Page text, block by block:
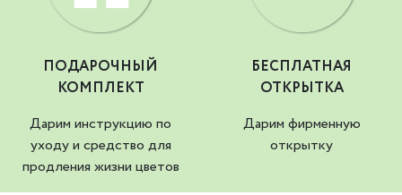
ПОДАРОЧНЫЙ
КОМПЛЕКТ
Дарим инструкцию по
уходу и средство для
продления жизни цветов
БЕСПЛАТНАЯ
ОТКРЫТКА
Дарим фирменную
открытку